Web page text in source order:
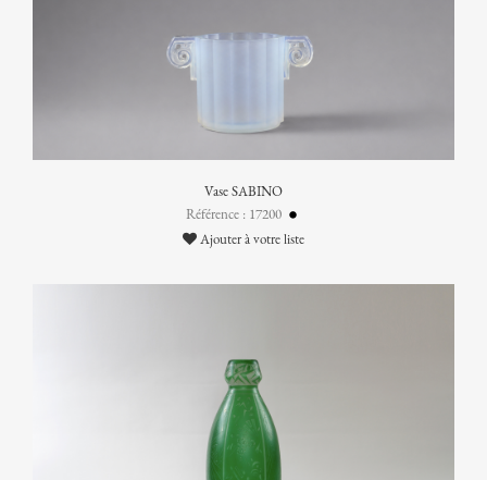
Vase SABINO
Référence : 17200
Ajouter à votre liste